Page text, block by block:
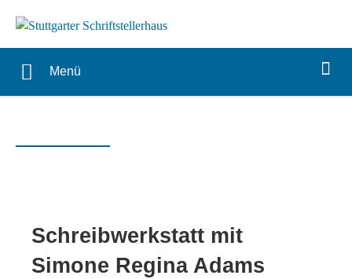
Menü
Schreibwerkstatt mit
Simone Regina Adams